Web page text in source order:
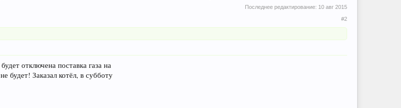
Последнее редактирование: 10 авг 2015
#2
отключена поставка газа на
будет! Заказал котёл, в субботу